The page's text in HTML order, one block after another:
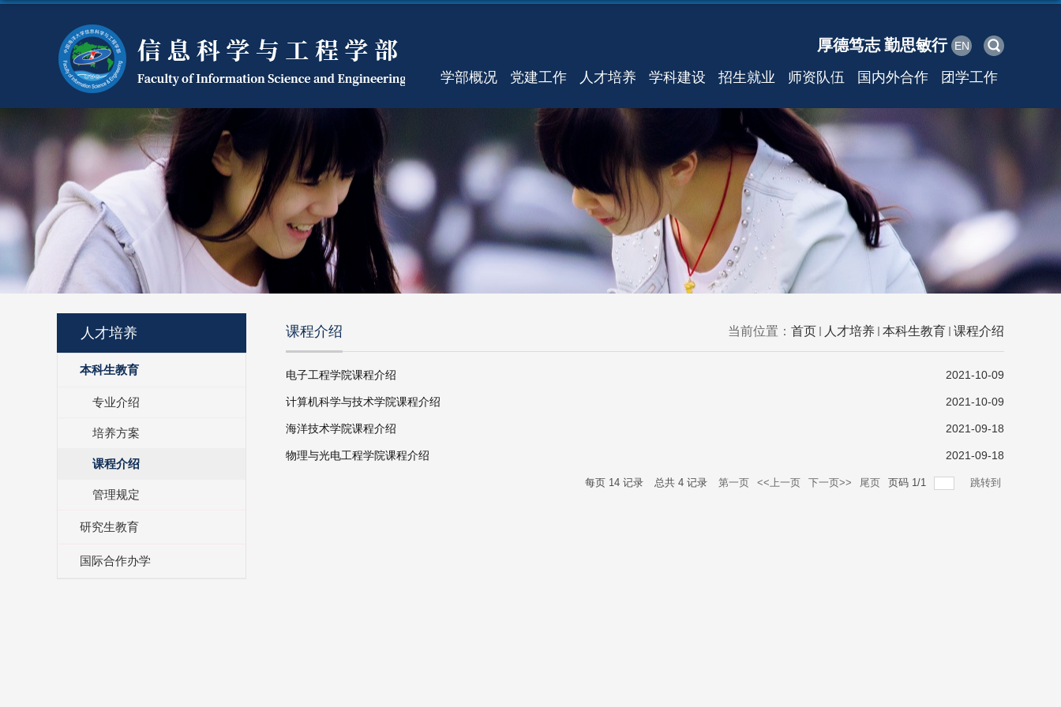
厚德笃志 勤思敏行 EN
学部概况 党建工作 人才培养 学科建设 招生就业 师资队伍 国内外合作 团学工作
人才培养
本科生教育
专业介绍
培养方案
课程介绍
管理规定
研究生教育
国际合作办学
当前位置： 首页 人才培养 本科生教育 课程介绍
课程介绍
电子工程学院课程介绍 2021-10-09
计算机科学与技术学院课程介绍 2021-10-09
海洋技术学院课程介绍 2021-09-18
物理与光电工程学院课程介绍 2021-09-18
每页 14 记录 总共 4 记录 第一页 <<上一页 下一页>> 尾页 页码 1/1 跳转到